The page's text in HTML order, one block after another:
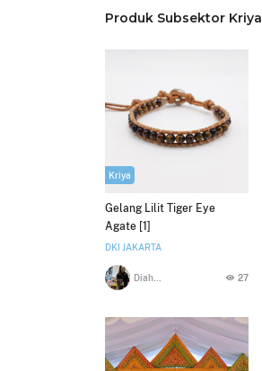
Produk Subsektor Kriya
Kriya
Gelang Lilit Tiger Eye
Agate [1]
DKI JAKARTA
27